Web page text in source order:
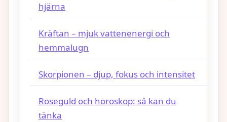
hjärna
Kräftan – mjuk vattenenergi och
hemmalugn
Skorpionen – djup, fokus och intensitet
Roseguld och horoskop: så kan du
tänka